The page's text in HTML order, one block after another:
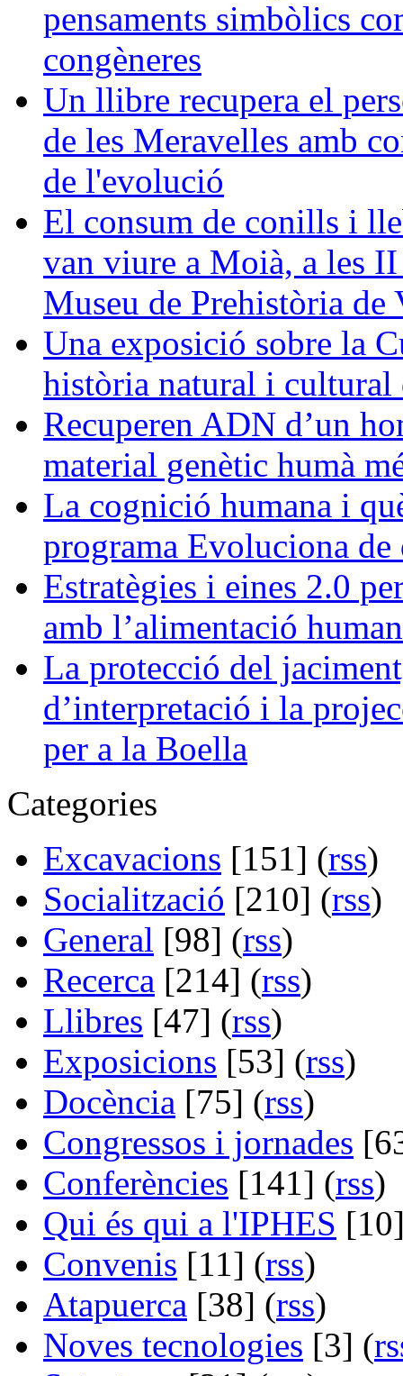
pensaments simbòlics
congèneres
Un llibre recupera el
de les Meravelles amb
de l'evolució
El consum de conills i
van viure a Moià, a les
Museu de Prehistòria de
Una exposició sobre la
història natural i cultural
Recuperen ADN d’un
material genètic humà
La cognició humana i
programa Evoluciona de
Estratègies i eines 2.0
amb l’alimentació
La protecció del
d’interpretació i la
per a la Boella
Categories
Excavacions [151] (rss)
Socialització [210] (rss)
General [98] (rss)
Recerca [214] (rss)
Llibres [47] (rss)
Exposicions [53] (rss)
Docència [75] (rss)
Congressos i jornades
Conferències [141] (rss)
Qui és qui a l'IPHES
Convenis [11] (rss)
Atapuerca [38] (rss)
Noves tecnologies [3] (